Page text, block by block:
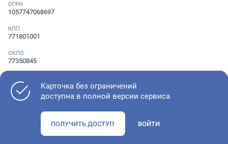
ОГРН
1057747068697
КПП
771801001
ОКПО
77350845
░ ░░░ ░░░░░░░
Как оценить состояние компании
Карточка без ограничений
доступна в полной версии сервиса
ПОЛУЧИТЬ ДОСТУП ВОЙТИ